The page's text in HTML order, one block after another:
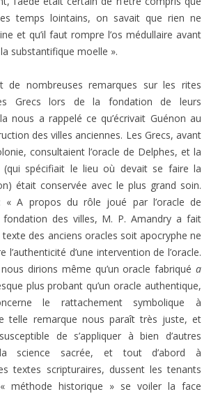
temps lointains, on savait que rien ne
et qu’il faut rompre l’os médullaire avant
substantifique moelle ».
nombreuses remarques sur les rites
Grecs lors de la fondation de leurs
nous a rappelé ce qu’écrivait Guénon au
des villes anciennes. Les Grecs, avant
consultaient l’oracle de Delphes, et la
(qui spécifiait le lieu où devait se faire la
était conservée avec le plus grand soin.
« A propos du rôle joué par l’oracle de
fondation des villes, M. P. Amandry a fait
des anciens oracles soit apocryphe ne
l’authenticité d’une intervention de l’oracle.
dirions même qu’un oracle fabriqué a
plus probant qu’un oracle authentique,
le rattachement symbolique à
telle remarque nous paraît très juste, et
de s’appliquer à bien d’autres
science sacrée, et tout d’abord à
textes scripturaires, dussent les tenants
méthode historique » se voiler la face